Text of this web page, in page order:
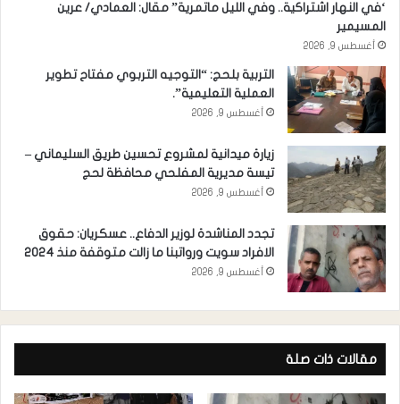
‘في النهار اشتراكية.. وفي الليل ماتمرية” مقال: العمادي/ عرين
المسيمير
أغسطس 9, 2026
التربية بلحج: “التوجيه التربوي مفتاح تطوير
العملية التعليمية”.
أغسطس 9, 2026
زيارة ميدانية لمشروع تحسين طريق السليماني –
تيسة مديرية المفلحي محافظة لحج
أغسطس 9, 2026
تجدد المناشدة لوزير الدفاع.. عسكريان: حقوق
الافراد سويت ورواتبنا ما زالت متوقفة منذ 2024
أغسطس 9, 2026
مقالات ذات صلة